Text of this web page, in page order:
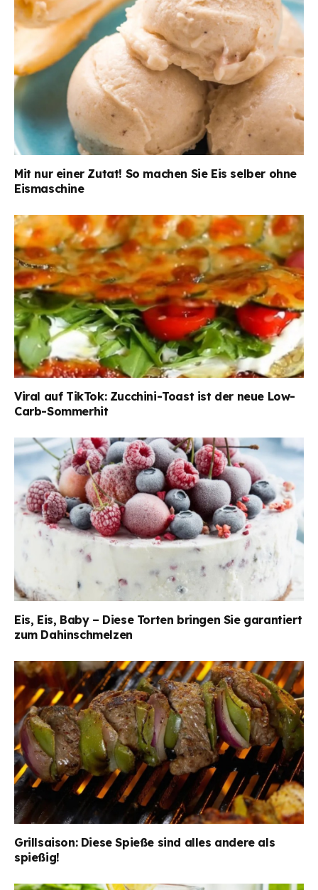
Mit nur einer Zutat! So machen Sie Eis selber ohne
Eismaschine
Viral auf TikTok: Zucchini-Toast ist der neue Low-
Carb-Sommerhit
Eis, Eis, Baby – Diese Torten bringen Sie garantiert
zum Dahinschmelzen
Grillsaison: Diese Spieße sind alles andere als
spießig!